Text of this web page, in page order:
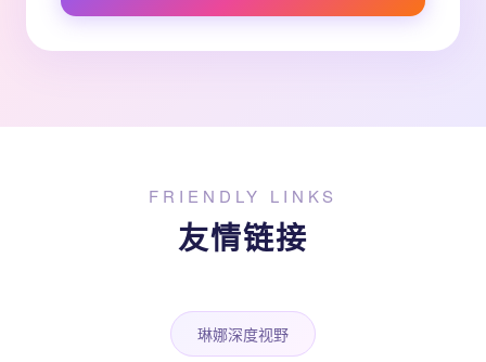
FRIENDLY LINKS
友情链接
琳娜深度视野